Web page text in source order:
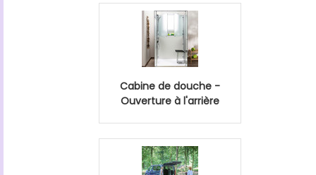
Cabine de douche -
Ouverture à l'arrière